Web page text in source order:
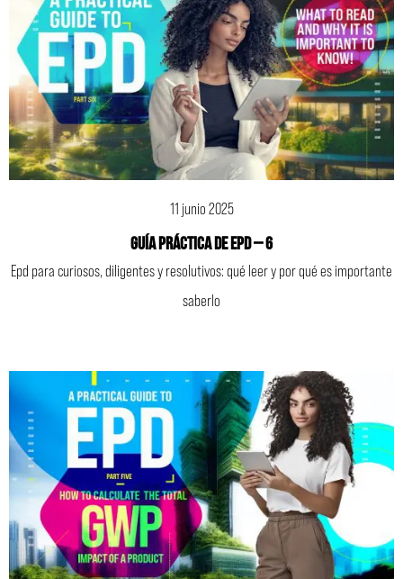
11 junio 2025
GUÍA PRÁCTICA DE EPD – 6
Epd para curiosos, diligentes y resolutivos: qué leer y por qué es importante
saberlo